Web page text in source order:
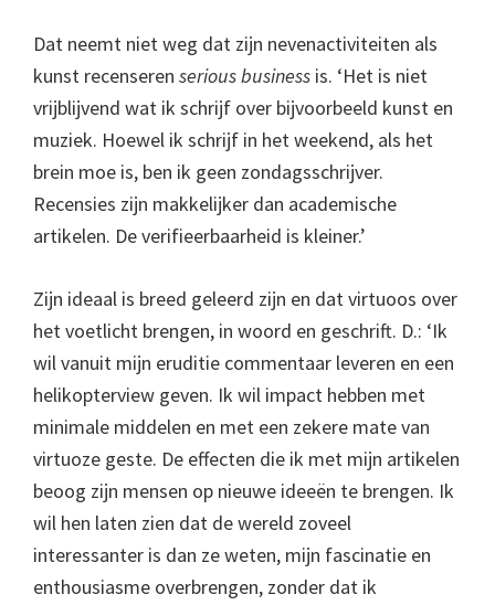
Dat neemt niet weg dat zijn nevenactiviteiten als
kunst recenseren serious business is. ‘Het is niet
vrijblijvend wat ik schrijf over bijvoorbeeld kunst en
muziek. Hoewel ik schrijf in het weekend, als het
brein moe is, ben ik geen zondagsschrijver.
Recensies zijn makkelijker dan academische
artikelen. De verifieerbaarheid is kleiner.’
Zijn ideaal is breed geleerd zijn en dat virtuoos over
het voetlicht brengen, in woord en geschrift. D.: ‘Ik
wil vanuit mijn eruditie commentaar leveren en een
helikopterview geven. Ik wil impact hebben met
minimale middelen en met een zekere mate van
virtuoze geste. De effecten die ik met mijn artikelen
beoog zijn mensen op nieuwe ideeën te brengen. Ik
wil hen laten zien dat de wereld zoveel
interessanter is dan ze weten, mijn fascinatie en
enthousiasme overbrengen, zonder dat ik